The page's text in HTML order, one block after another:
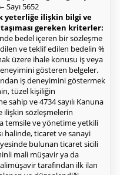
5652
yeterliğe ilişkin bilgi ve
gereken kriterler:
bedel içeren bir sözleşme
ve teklif edilen bedelin %
üzere ihale konusu iş veya
gösteren belgeler.
iş deneyimini göstermek
tüzel kişiliğin
sahip ve 4734 sayılı Kanuna
ilişkin sözleşmelerin
temsile ve yönetime yetkili
halinde, ticaret ve sanayi
bulunan ticaret sicili
mali müşavir ya da
tarafından ilk ilan